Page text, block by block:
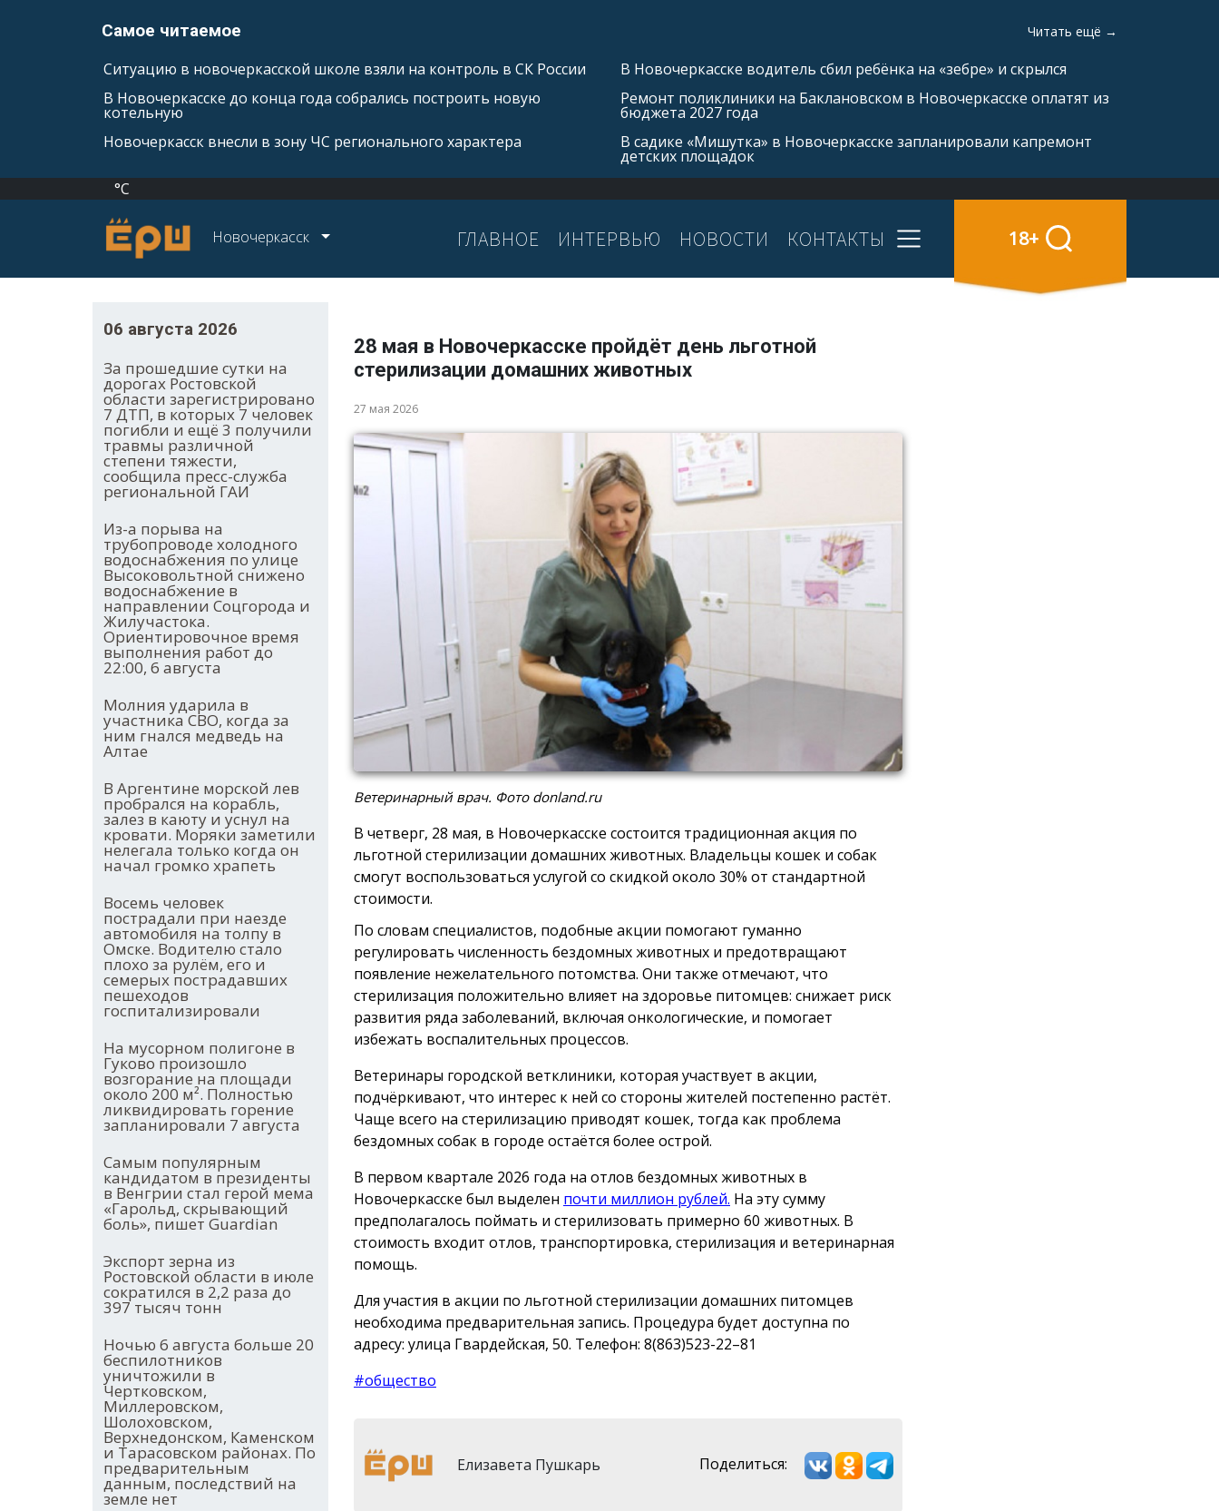
Самое читаемое Читать ещё →
Ситуацию в новочеркасской школе взяли на контроль в СК России
В Новочеркасске до конца года собрались построить новую
котельную
Новочеркасск внесли в зону ЧС регионального характера
В Новочеркасске водитель сбил ребёнка на «зебре» и скрылся
Ремонт поликлиники на Баклановском в Новочеркасске оплатят из
бюджета 2027 года
В садике «Мишутка» в Новочеркасске запланировали капремонт
детских площадок
°C
Новочеркасск ГЛАВНОЕ ИНТЕРВЬЮ НОВОСТИ КОНТАКТЫ 18+
06 августа 2026
За прошедшие сутки на
дорогах Ростовской
области зарегистрировано
7 ДТП, в которых 7 человек
погибли и ещё 3 получили
травмы различной
степени тяжести,
сообщила пресс-служба
региональной ГАИ
Из-а порыва на
трубопроводе холодного
водоснабжения по улице
Высоковольтной снижено
водоснабжение в
направлении Соцгорода и
Жилучастока.
Ориентировочное время
выполнения работ до
22:00, 6 августа
Молния ударила в
участника СВО, когда за
ним гнался медведь на
Алтае
В Аргентине морской лев
пробрался на корабль,
залез в каюту и уснул на
кровати. Моряки заметили
нелегала только когда он
начал громко храпеть
Восемь человек
пострадали при наезде
автомобиля на толпу в
Омске. Водителю стало
плохо за рулём, его и
семерых пострадавших
пешеходов
госпитализировали
На мусорном полигоне в
Гуково произошло
возгорание на площади
около 200 м². Полностью
ликвидировать горение
запланировали 7 августа
Самым популярным
кандидатом в президенты
в Венгрии стал герой мема
«Гарольд, скрывающий
боль», пишет Guardian
Экспорт зерна из
Ростовской области в июле
сократился в 2,2 раза до
397 тысяч тонн
Ночью 6 августа больше 20
беспилотников
уничтожили в
Чертковском,
Миллеровском,
Шолоховском,
Верхнедонском, Каменском
и Тарасовском районах. По
предварительным
данным, последствий на
земле нет
28 мая в Новочеркасске пройдёт день льготной
стерилизации домашних животных
27 мая 2026
Ветеринарный врач. Фото donland.ru
В четверг, 28 мая, в Новочеркасске состоится традиционная акция по
льготной стерилизации домашних животных. Владельцы кошек и собак
смогут воспользоваться услугой со скидкой около 30% от стандартной
стоимости.
По словам специалистов, подобные акции помогают гуманно
регулировать численность бездомных животных и предотвращают
появление нежелательного потомства. Они также отмечают, что
стерилизация положительно влияет на здоровье питомцев: снижает риск
развития ряда заболеваний, включая онкологические, и помогает
избежать воспалительных процессов.
Ветеринары городской ветклиники, которая участвует в акции,
подчёркивают, что интерес к ней со стороны жителей постепенно растёт.
Чаще всего на стерилизацию приводят кошек, тогда как проблема
бездомных собак в городе остаётся более острой.
В первом квартале 2026 года на отлов бездомных животных в
Новочеркасске был выделен почти миллион рублей. На эту сумму
предполагалось поймать и стерилизовать примерно 60 животных. В
стоимость входит отлов, транспортировка, стерилизация и ветеринарная
помощь.
Для участия в акции по льготной стерилизации домашних питомцев
необходима предварительная запись. Процедура будет доступна по
адресу: улица Гвардейская, 50. Телефон: 8(863)523-22–81
#общество
Елизавета Пушкарь Поделиться: